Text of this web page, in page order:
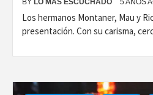
BY LO MAS ESCUCHADO 5 AÑOS
Los hermanos Montaner, Mau y
presentación. Con su carisma,